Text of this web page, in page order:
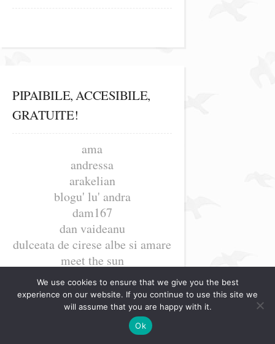
PIPAIBILE, ACCESIBILE,
GRATUITE!
ama
andressa
arakelian
blogu' lu' andra
dam167
dan vaideanu
dulceata de cirese albe si amare
meet the sun
romina faur
teodora mateoc
We use cookies to ensure that we give you the best
experience on our website. If you continue to use this site we
will assume that you are happy with it.
Ok